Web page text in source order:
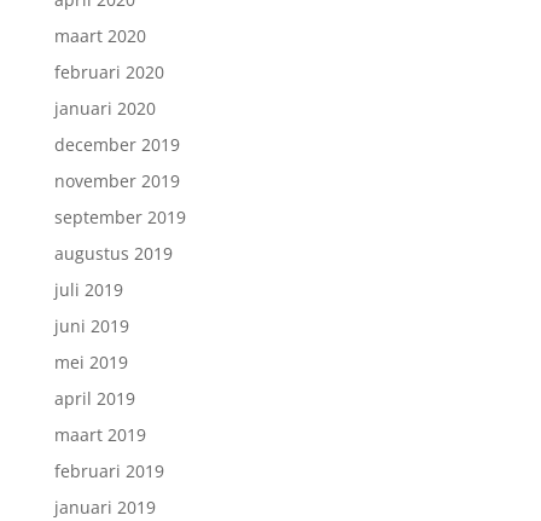
maart 2020
februari 2020
januari 2020
december 2019
november 2019
september 2019
augustus 2019
juli 2019
juni 2019
mei 2019
april 2019
maart 2019
februari 2019
januari 2019